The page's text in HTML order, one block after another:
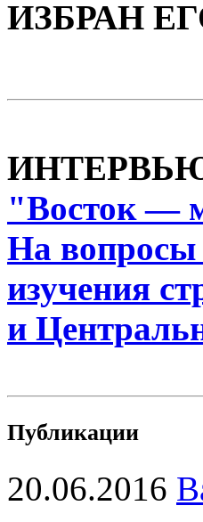
ИЗБРАН
"Восток —
На вопросы
изучения
и
Публикации
20.06.2016